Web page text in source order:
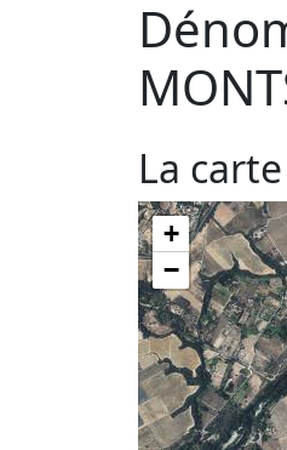
La carte
+
−